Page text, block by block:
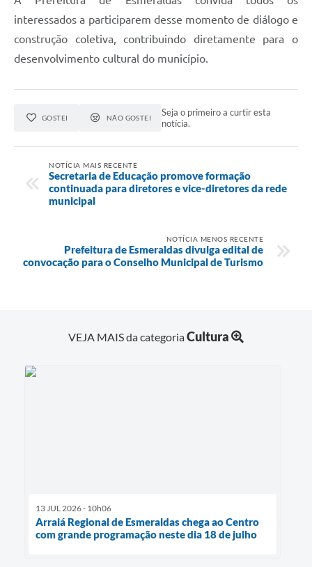
interessados a participarem desse momento de diálogo e
construção coletiva, contribuindo diretamente para o
desenvolvimento cultural do município.
GOSTEI NÃO GOSTEI
Seja o primeiro a curtir esta
notícia.
NOTÍCIA MAIS RECENTE
Secretaria de Educação promove formação
continuada para diretores e vice-diretores da rede
municipal
NOTÍCIA MENOS RECENTE
Prefeitura de Esmeraldas divulga edital de
convocação para o Conselho Municipal de Turismo
VEJA MAIS da categoriaCultura
13 JUL 2026 - 10h06
Arraiá Regional de Esmeraldas chega ao Centro
com grande programação neste dia 18 de julho